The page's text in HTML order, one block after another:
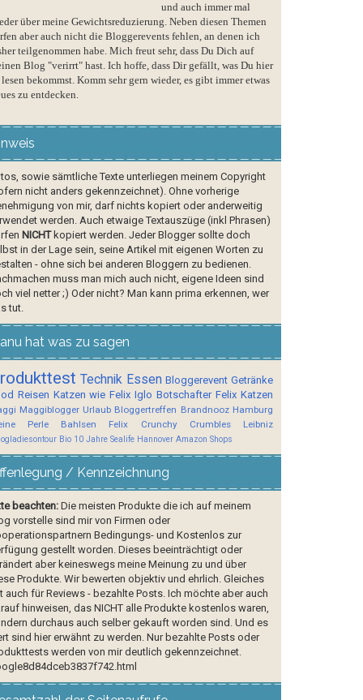
und auch immer mal
über meine Gewichtsreduzierung. Neben diesen Themen
aber auch nicht die Bloggerevents fehlen, an denen ich
teilgenommen habe. Mich freut sehr, dass Du Dich auf
Blog "verirrt" hast. Ich hoffe, dass Dir gefällt, was Du hier
bekommst. Komm sehr gern wieder, es gibt immer etwas
zu entdecken.
sowie sämtliche Texte unterliegen meinem Copyright
nicht anders gekennzeichnet). Ohne vorherige
von mir, darf nichts kopiert oder anderweitig
werden. Auch etwaige Textauszüge (inkl Phrasen)
NICHTkopiert werden. Jeder Blogger sollte doch
in der Lage sein, seine Artikel mit eigenen Worten zu
- ohne sich bei anderen Bloggern zu bedienen.
muss man mich auch nicht, eigene Ideen sind
viel netter ;) Oder nicht? Man kann prima erkennen, wer
tut.
hat was zu sagen
Technik Essen Bloggerevent Getränke
Reisen Katzen wie Felix Iglo Botschafter Felix Katzen
Maggiblogger Urlaub Bloggertreffen Brandnooz Hamburg
Perle
Bahlsen Felix Crunchy Crumbles Leibniz
Bio 10 Jahre Sealife Hannover Amazon Shops
/ Kennzeichnung
beachten:Die meisten Produkte die ich auf meinem
vorstelle sind mir von Firmen oder
Bedingungs- und Kostenlos zur
gestellt worden. Dieses beeinträchtigt oder
aber keineswegs meine Meinung zu und über
Produkte. Wir bewerten objektiv und ehrlich. Gleiches
auch für Reviews - bezahlte Posts. Ich möchte aber auch
hinweisen, das NICHT alle Produkte kostenlos waren,
durchaus auch selber gekauft worden sind. Und es
sind hier erwähnt zu werden. Nur bezahlte Posts oder
werden von mir deutlich gekennzeichnet.